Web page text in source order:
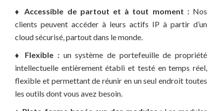
♦ Accessible de partout et à tout moment :Nos
clients peuvent accéder à leurs actifs IP à partir d’un
cloud sécurisé, partout dans le monde.
♦ Flexible : un système de portefeuille de propriété
intellectuelle entièrement établi et testé en temps réel,
flexible et permettant de réunir en un seul endroit toutes
les outils dont vous avez besoin.